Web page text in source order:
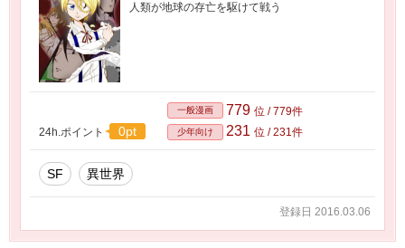
人類が地球の存亡を駆けて戦う
24h.ポイント 0pt
一般漫画 779 位 / 779件
少年向け 231 位 / 231件
SF 異世界
登録日 2016.03.06